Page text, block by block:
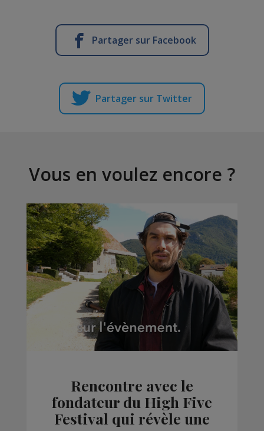
Partager sur Facebook
Partager sur Twitter
Vous en voulez encore ?
Rencontre avec le
fondateur du High Five
Festival qui révèle une